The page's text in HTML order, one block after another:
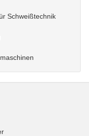
Schweißtechnik